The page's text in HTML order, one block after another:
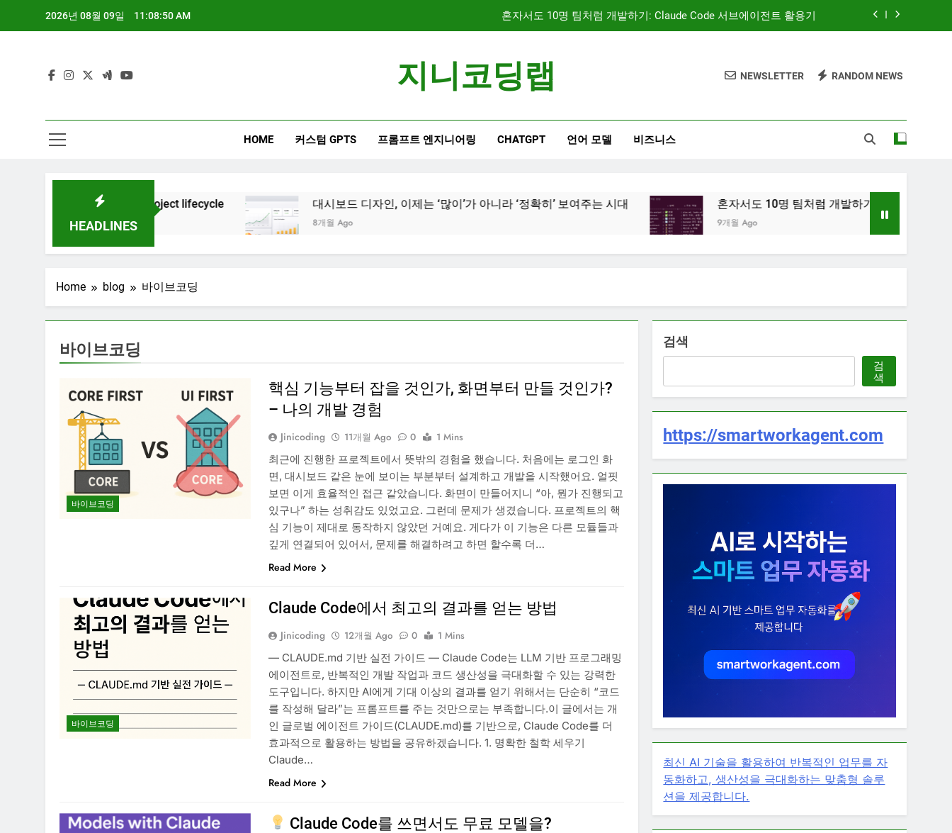
2026년 08월 09일 11:08:51 AM 문서 중심 개발(DDD)과 TDD — AI 코딩 에이전트 시대의 새로운 흐름
대시보드 디자인, 이제는 ‘많이’가 아니라 ‘정확히’ 보여주는 시대
문서 중심 개발(DDD)과 TDD — AI 코딩 에이전트 시대의 새로운 흐름
지니코딩랩 NEWSLETTER RANDOM NEWS
HOME 커스텀 GPTS 프롬프트 엔지니어링 CHATGPT 언어 모델 비즈니스
HEADLINES
AI project lifecycle 대시보드 디자인, 이제는 ‘많이’가 아니라 ‘정확히’ 보여주는 시대
8개월 Ago
혼자서도 10명 팀처럼 개발하기: Claude Code 서브에이전트 활
9개월 Ago
Home blog 바이브코딩
바이브코딩
바이브코딩
핵심 기능부터 잡을 것인가, 화면부터 만들 것인가?
– 나의 개발 경험
Jinicoding 11개월 Ago 0
1 Mins
최근에 진행한 프로젝트에서 뜻밖의 경험을 했습니다. 처음에는 로그인 화
면, 대시보드 같은 눈에 보이는 부분부터 설계하고 개발을 시작했어요. 얼핏
보면 이게 효율적인 접근 같았습니다. 화면이 만들어지니 “아, 뭔가 진행되고
있구나” 하는 성취감도 있었고요. 그런데 문제가 생겼습니다. 프로젝트의 핵
심 기능이 제대로 동작하지 않았던 거예요. 게다가 이 기능은 다른 모듈들과
깊게 연결되어 있어서, 문제를 해결하려고 하면 할수록 더…
Read More
바이브코딩
Claude Code에서 최고의 결과를 얻는 방법
Jinicoding 12개월 Ago 0
1 Mins
— CLAUDE.md 기반 실전 가이드 — Claude Code는 LLM 기반 프로그래밍
에이전트로, 반복적인 개발 작업과 코드 생산성을 극대화할 수 있는 강력한
도구입니다. 하지만 AI에게 기대 이상의 결과를 얻기 위해서는 단순히 “코드
를 작성해 달라”는 프롬프트를 주는 것만으로는 부족합니다.이 글에서는 개
인 글로벌 에이전트 가이드(CLAUDE.md)를 기반으로, Claude Code를 더
효과적으로 활용하는 방법을 공유하겠습니다. 1. 명확한 철학 세우기
Claude…
Read More
Claude Code를 쓰면서도 무료 모델을?
검색
검
색
https://smartworkagent.com
최신 AI 기술을 활용하여 반복적인 업무를 자
동화하고, 생산성을 극대화하는 맞춤형 솔루
션을 제공합니다.